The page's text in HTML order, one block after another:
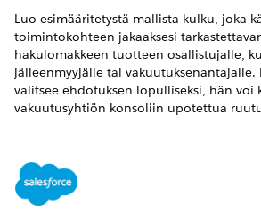
Luo esimääritetystä mallista kulku, joka
toimintokohteen jakaaksesi
hakulomakkeen tuotteen osallistujalle,
jälleenmyyjälle tai vakuutuksenantajalle.
valitsee ehdotuksen lopulliseksi, hän voi
vakuutusyhtiön konsoliin upotettua
hakemuksen tehnyt asiakas.
sähköpostitse, kun hän jakaa
analysoida sitä tarkemmin ja tehdä